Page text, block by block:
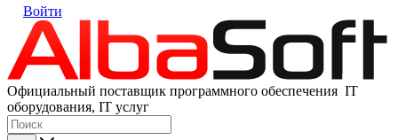
Войти
Официальный поставщик программного обеспечения IT
оборудования, IT услуг